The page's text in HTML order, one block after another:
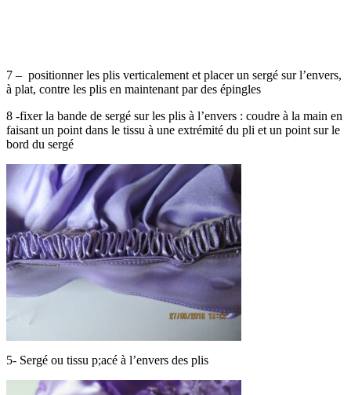
7 – positionner les plis verticalement et placer un sergé sur l’envers,
à plat, contre les plis en maintenant par des épingles
8 -fixer la bande de sergé sur les plis à l’envers : coudre à la main en
faisant un point dans le tissu à une extrémité du pli et un point sur le
bord du sergé
5- Sergé ou tissu p;acé à l’envers des plis